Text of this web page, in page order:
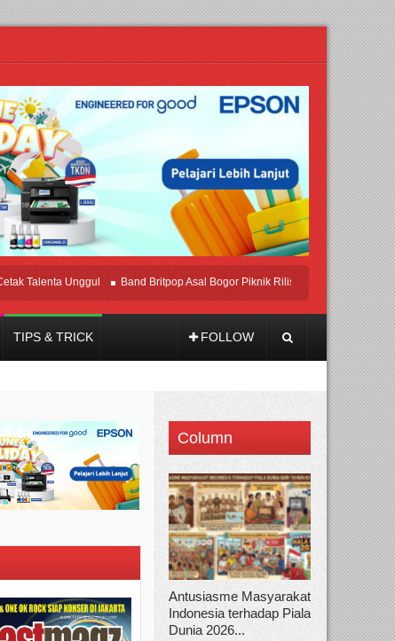
Unggul Band Britpop Asal Bogor Piknik Rilis Mini Album “Astrometri”
TIPS & TRICK FOLLOW
Column
Antusiasme Masyarakat
Indonesia terhadap Piala
Dunia 2026...